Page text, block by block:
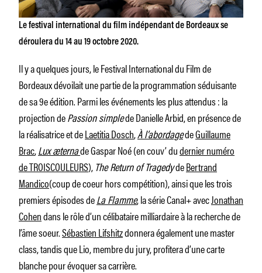
Le festival international du film indépendant de Bordeaux se
déroulera du 14 au 19 octobre 2020.
Il y a quelques jours, le Festival International du Film de
Bordeaux dévoilait une partie de la programmation séduisante
de sa 9e édition. Parmi les événements les plus attendus : la
projection dePassion simplede Danielle Arbid, en présence de
la réalisatrice et deLaetitia Dosch,À l’abordagedeGuillaume
Brac,Lux æternade Gaspar Noé (en couv’ dudernier numéro
de TROISCOULEURS), The Return of TragedydeBertrand
Mandico(coup de coeur hors compétition), ainsi que les trois
premiers épisodes deLa Flamme, la série Canal+ avecJonathan
Cohendans le rôle d’un célibataire milliardaire à la recherche de
l’âme soeur.Sébastien Lifshitzdonnera également une master
class, tandis que Lio, membre du jury, profitera d’une carte
blanche pour évoquer sa carrière.